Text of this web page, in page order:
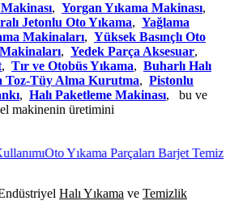
, Yorgan Yıkama Makinası,
Jetonlu Oto Yıkama, Yağlama
Makinaları, Yüksek Basınçlı Oto
, Yedek Parça Aksesuar,
, Tır ve Otobüs Yıkama, Buharlı Halı
Toz-Tüy Alma Kurutma, Pistonlu
, Halı Paketleme Makinası, bu ve
makinenin üretimini
Oto Yıkama Parçaları Barjet
Halı Yıkama ve Temizlik